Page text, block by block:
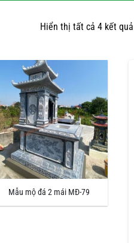
Hiển thị tất cả 4 kết quả
Mẫu mộ đá 2 mái MĐ-79